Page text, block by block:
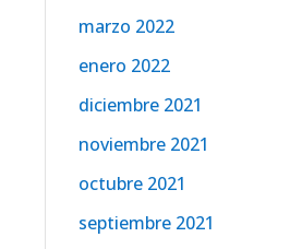
marzo 2022
enero 2022
diciembre 2021
noviembre 2021
octubre 2021
septiembre 2021